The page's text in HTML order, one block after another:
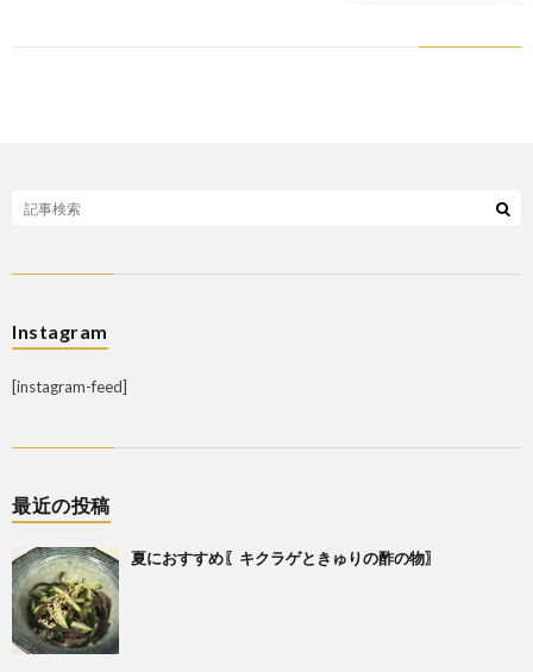
Instagram
[instagram-feed]
最近の投稿
夏におすすめ〖キクラゲときゅりの酢の物〗